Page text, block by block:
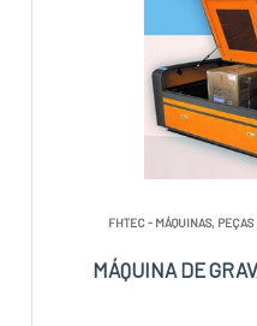
FHTEC - MÁQUINAS, PEÇAS
MÁQUINA DE